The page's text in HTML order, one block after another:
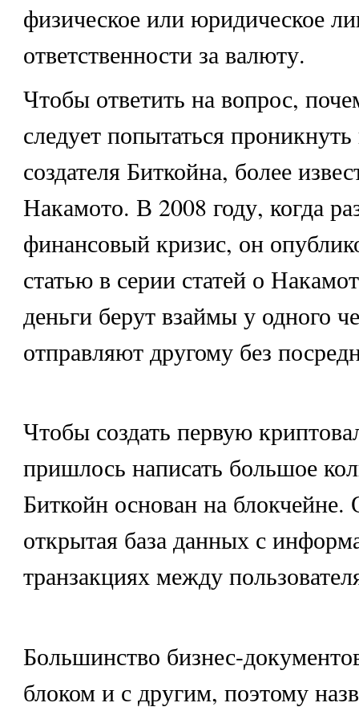
физическое или юридическое
ответственности за валюту.
Чтобы ответить на вопрос,
следует попытаться проникнуть
создателя Биткойна, более
Накамото. В 2008 году, когда
финансовый кризис, он
статью в серии статей о
деньги берут взаймы у одного
отправляют другому без
Чтобы создать первую
пришлось написать большое
Биткойн основан на
открытая база данных с
транзакциях между
Большинство бизнес-
блоком и с другим, поэтому